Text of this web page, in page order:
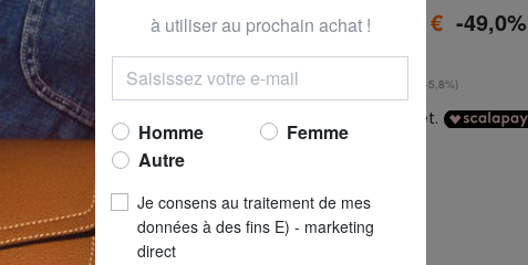
Maintenant à 126,99 € -49,0%
prix conseillé249,00 €
Meilleur prix 30 derniers jours : 119,99 € (+5,8%)
COULEUR
: argent
à utiliser au prochain achat !
Homme
Femme
Autre
Je consens au traitement de mes
données à des fins E) - marketing
direct